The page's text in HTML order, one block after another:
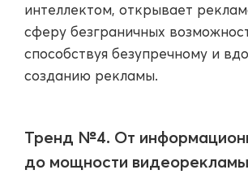
интеллектом, открывает
сферу безграничных
способствуя безупречному и
созданию рекламы.
Тренд №4. От
до мощности видеорекламы